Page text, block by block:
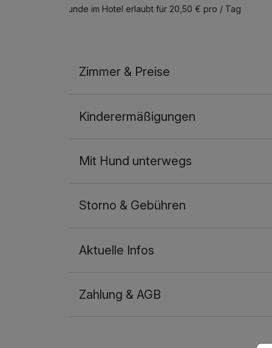
Hunde im Hotel erlaubt für 20,50 € pro / Tag
Zimmer & Preise
2 Erwachsene und 1 Kind
Kinderermäßigungen
Mit Hund unterwegs
Storno & Gebühren
Aktuelle Infos
Zahlung & AGB